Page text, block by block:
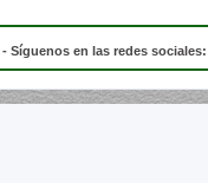
- Síguenos en las redes sociales: